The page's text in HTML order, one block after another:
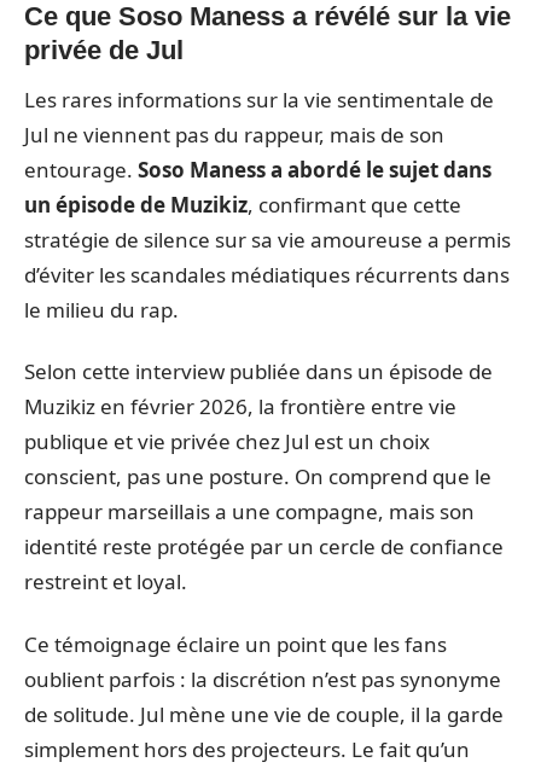
Ce que Soso Maness a révélé sur la vie
privée de Jul
Les rares informations sur la vie sentimentale de
Jul ne viennent pas du rappeur, mais de son
entourage. Soso Maness a abordé le sujet dans
un épisode de Muzikiz, confirmant que cette
stratégie de silence sur sa vie amoureuse a permis
d’éviter les scandales médiatiques récurrents dans
le milieu du rap.
Selon cette interview publiée dans un épisode de
Muzikiz en février 2026, la frontière entre vie
publique et vie privée chez Jul est un choix
conscient, pas une posture. On comprend que le
rappeur marseillais a une compagne, mais son
identité reste protégée par un cercle de confiance
restreint et loyal.
Ce témoignage éclaire un point que les fans
oublient parfois : la discrétion n’est pas synonyme
de solitude. Jul mène une vie de couple, il la garde
simplement hors des projecteurs. Le fait qu’un